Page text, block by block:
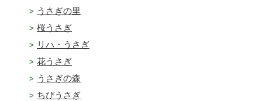
うさぎの里
桜うさぎ
リハ・うさぎ
花うさぎ
うさぎの森
ちびうさぎ